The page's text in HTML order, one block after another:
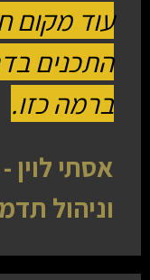
עוד מקום
התכנים
ברמה כזו.
אסתי לוין
וניהול